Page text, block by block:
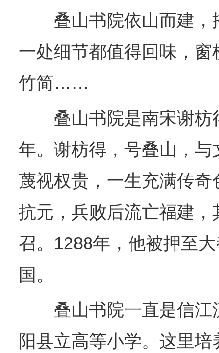
叠山书院依山而建，
一处细节都值得回味，
竹简……
叠山书院是南宋谢枋
年。谢枋得，号叠山，
蔑视权贵，一生充满传
抗元，兵败后流亡福建
召。1288年，他被押至
国。
叠山书院一直是信江
阳县立高等小学。这里